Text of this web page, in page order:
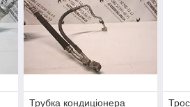
Трубка кондиціонера